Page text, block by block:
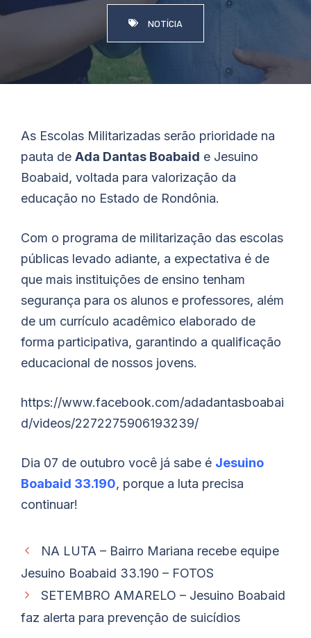
NOTÍCIA
As Escolas Militarizadas serão prioridade na
pauta de Ada Dantas Boabaid e Jesuino
Boabaid, voltada para valorização da
educação no Estado de Rondônia.
Com o programa de militarização das escolas
públicas levado adiante, a expectativa é de
que mais instituições de ensino tenham
segurança para os alunos e professores, além
de um currículo acadêmico elaborado de
forma participativa, garantindo a qualificação
educacional de nossos jovens.
https://www.facebook.com/adadantasboabai
d/videos/2272275906193239/
Dia 07 de outubro você já sabe é Jesuino
Boabaid 33.190, porque a luta precisa
continuar!
NA LUTA – Bairro Mariana recebe equipe
Jesuino Boabaid 33.190 – FOTOS
SETEMBRO AMARELO – Jesuino Boabaid
faz alerta para prevenção de suicídios